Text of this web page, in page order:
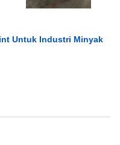
Untuk Industri Minyak